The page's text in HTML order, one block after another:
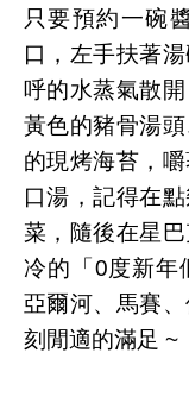
只要預約一碗
口，左手扶著
呼的水蒸氣散
黃色的豬骨湯
的現烤海苔，
口湯，記得在
菜，隨後在星
冷的「0度新年
亞爾河、馬賽
刻閒適的滿足 ~